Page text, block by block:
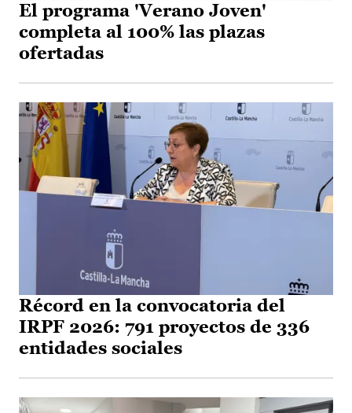
El programa 'Verano Joven'
completa al 100% las plazas
ofertadas
Récord en la convocatoria del
IRPF 2026: 791 proyectos de 336
entidades sociales